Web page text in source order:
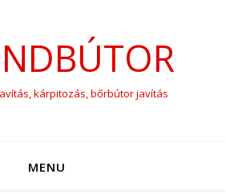
kárpitozás, bőrbútor javítás
MENU